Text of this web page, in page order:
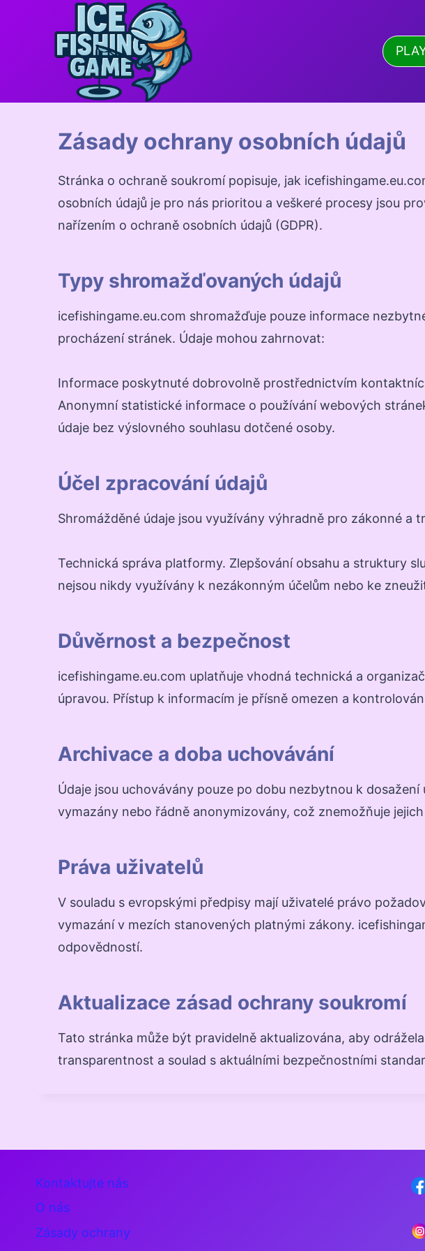
Zásady ochrany osobních údajů
Stránka o ochraně soukromí popisuje, jak
osobních údajů je pro nás prioritou a veškeré procesy jsou
nařízením o ochraně osobních údajů (GDPR).
Typy shromažďovaných údajů
icefishingame.eu.com shromažďuje pouze informace
procházení stránek. Údaje mohou zahrnovat:
Informace poskytnuté dobrovolně prostřednictvím
Anonymní statistické informace o používání webových
údaje bez výslovného souhlasu dotčené osoby.
Účel zpracování údajů
Shromážděné údaje jsou využívány výhradně pro zákonné a
Technická správa platformy. Zlepšování obsahu a struktury
nejsou nikdy využívány k nezákonným účelům nebo ke
Důvěrnost a bezpečnost
icefishingame.eu.com uplatňuje vhodná technická a
úpravou. Přístup k informacím je přísně omezen a
Archivace a doba uchovávání
Údaje jsou uchovávány pouze po dobu nezbytnou k
vymazány nebo řádně anonymizovány, což znemožňuje
Práva uživatelů
V souladu s evropskými předpisy mají uživatelé právo
vymazání v mezích stanovených platnými zákony.
odpovědností.
Aktualizace zásad ochrany soukromí
Tato stránka může být pravidelně aktualizována, aby
transparentnost a soulad s aktuálními bezpečnostními
Kontaktujte nás
O nás
Zásady ochrany